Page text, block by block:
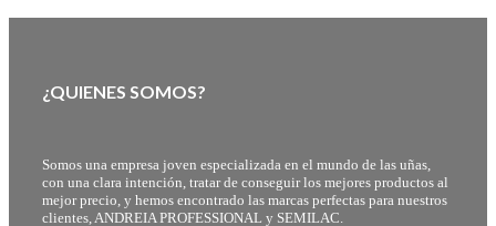
¿QUIENES SOMOS?
Somos una empresa joven especializada en el mundo de las uñas,
con una clara intención, tratar de conseguir los mejores productos al
mejor precio, y hemos encontrado las marcas perfectas para nuestros
clientes, ANDREIA PROFESSIONAL y SEMILAC.